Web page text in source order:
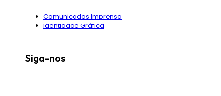
Comunicados Imprensa
Identidade Gráfica
Siga-nos